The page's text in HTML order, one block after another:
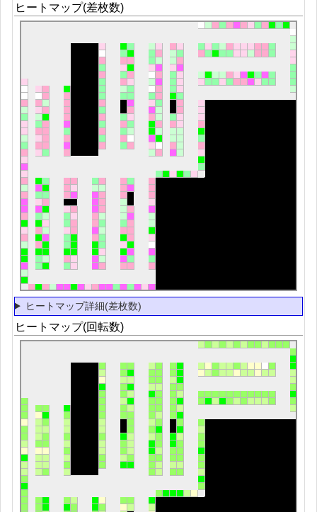
ヒートマップ(差枚数)
ヒートマップ詳細(差枚数)
ヒートマップ(回転数)